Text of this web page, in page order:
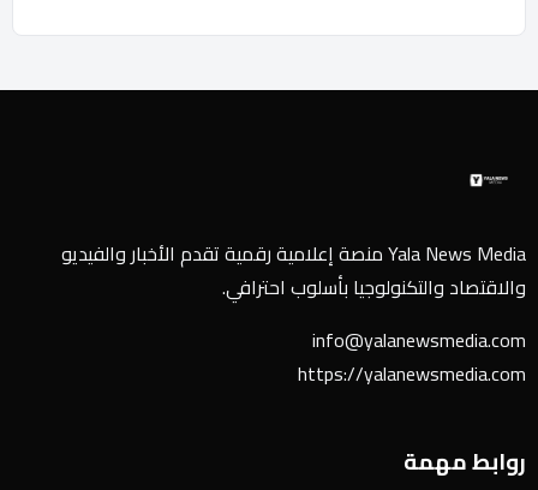
Yala News Media منصة إعلامية رقمية تقدم الأخبار والفيديو
والاقتصاد والتكنولوجيا بأسلوب احترافي.
info@yalanewsmedia.com
https://yalanewsmedia.com
روابط مهمة